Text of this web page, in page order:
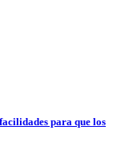
para que los